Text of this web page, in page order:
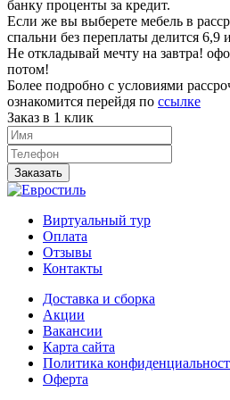
банку проценты за кредит.
Если же вы выберете мебель в
спальни без переплаты делится 6,9
Не откладывай мечту на завтра!
потом!
Более подробно с условиями
ознакомится перейдя по ссылке
Заказ в 1 клик
Заказать
Виртуальный тур
Оплата
Отзывы
Контакты
Доставка и сборка
Акции
Вакансии
Карта сайта
Политика
Оферта